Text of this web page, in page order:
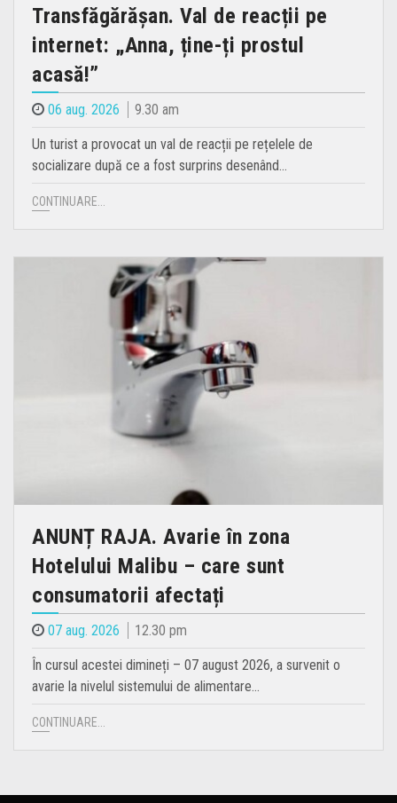
Transfăgărășan. Val de reacții pe
internet: „Anna, ține-ți prostul
acasă!”
06 aug. 2026 9.30 am
Un turist a provocat un val de reacții pe rețelele de
socializare după ce a fost surprins desenând…
CONTINUARE...
ANUNȚ RAJA. Avarie în zona
Hotelului Malibu – care sunt
consumatorii afectați
07 aug. 2026 12.30 pm
În cursul acestei dimineți – 07 august 2026, a survenit o
avarie la nivelul sistemului de alimentare…
CONTINUARE...